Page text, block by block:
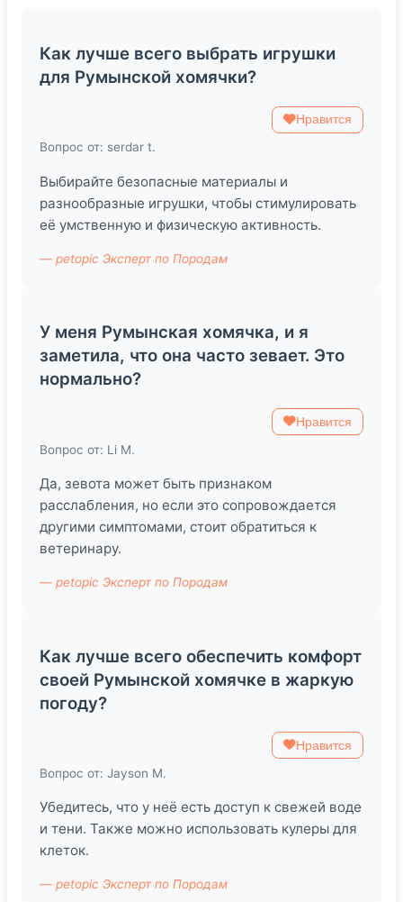
Как лучше всего выбрать игрушки
для Румынской хомячки?
Нравится
Вопрос от: serdar t.
Выбирайте безопасные материалы и
разнообразные игрушки, чтобы стимулировать
её умственную и физическую активность.
— petopic Эксперт по Породам
У меня Румынская хомячка, и я
заметила, что она часто зевает. Это
нормально?
Нравится
Вопрос от: Li M.
Да, зевота может быть признаком
расслабления, но если это сопровождается
другими симптомами, стоит обратиться к
ветеринару.
— petopic Эксперт по Породам
Как лучше всего обеспечить комфорт
своей Румынской хомячке в жаркую
погоду?
Нравится
Вопрос от: Jayson M.
Убедитесь, что у неё есть доступ к свежей воде
и тени. Также можно использовать кулеры для
клеток.
— petopic Эксперт по Породам